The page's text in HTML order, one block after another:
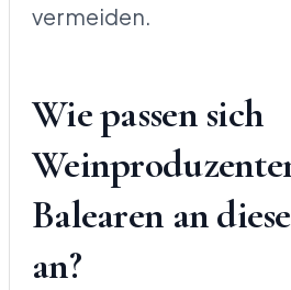
vermeiden.
Wie passen sich
Balearen an
an?